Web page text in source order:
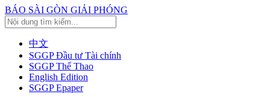
BÁO SÀI GÒN GIẢI PHÓNG
中文
SGGP Đầu tư Tài chính
SGGP Thể Thao
English Edition
SGGP Epaper